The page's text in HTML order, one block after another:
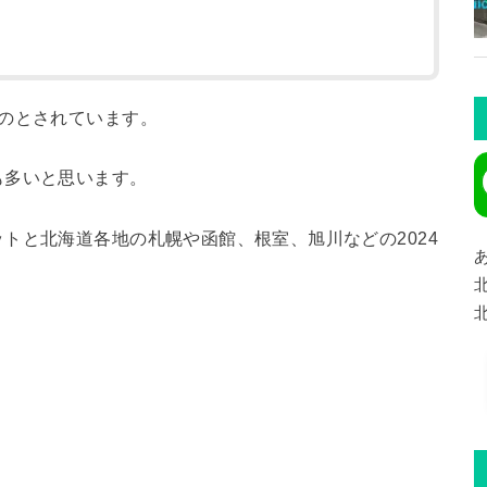
とされています。
いと思います。
と北海道各地の札幌や函館、根室、旭川などの2024